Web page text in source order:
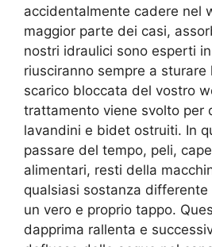
accidentalmente cadere nel
maggior parte dei casi,
nostri idraulici sono esperti
riusciranno sempre a sturare
scarico bloccata del vostro
trattamento viene svolto per
lavandini e bidet ostruiti. In
passare del tempo, peli,
alimentari, resti della
qualsiasi sostanza differente
un vero e proprio tappo.
dapprima rallenta e